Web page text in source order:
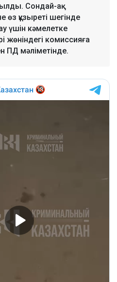
Сондай-ақ
өз құзыреті шегінде
үшін кәмелетке
жөніндегі комиссияға
ПД мәліметінде.